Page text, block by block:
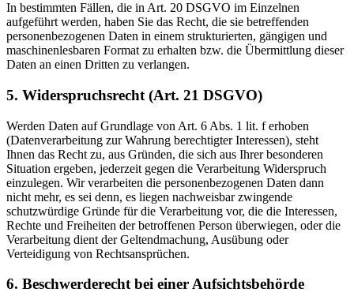
In bestimmten Fällen, die in Art. 20 DSGVO im Einzelnen
aufgeführt werden, haben Sie das Recht, die sie betreffenden
personenbezogenen Daten in einem strukturierten, gängigen und
maschinenlesbaren Format zu erhalten bzw. die Übermittlung dieser
Daten an einen Dritten zu verlangen.
5. Widerspruchsrecht (Art. 21 DSGVO)
Werden Daten auf Grundlage von Art. 6 Abs. 1 lit. f erhoben
(Datenverarbeitung zur Wahrung berechtigter Interessen), steht
Ihnen das Recht zu, aus Gründen, die sich aus Ihrer besonderen
Situation ergeben, jederzeit gegen die Verarbeitung Widerspruch
einzulegen. Wir verarbeiten die personenbezogenen Daten dann
nicht mehr, es sei denn, es liegen nachweisbar zwingende
schutzwürdige Gründe für die Verarbeitung vor, die die Interessen,
Rechte und Freiheiten der betroffenen Person überwiegen, oder die
Verarbeitung dient der Geltendmachung, Ausübung oder
Verteidigung von Rechtsansprüchen.
6. Beschwerderecht bei einer Aufsichtsbehörde